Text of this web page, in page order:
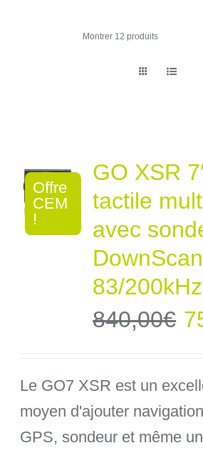
Montrer 12 produits
Offre
CEM
!
GO XSR
tactile
avec
DownScan
83/200kHz
840,00€
Le GO7 XSR est un
moyen d'ajouter navigation
GPS, sondeur et même un